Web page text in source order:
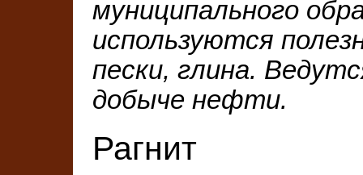
муниципального
используются
пески, глина.
добыче нефти.
Рагнит